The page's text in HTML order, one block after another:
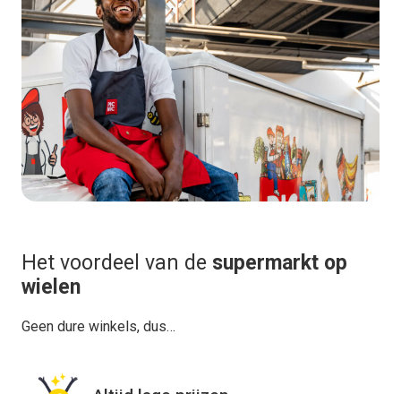
Het voordeel van de supermarkt op
wielen
Geen dure winkels, dus…